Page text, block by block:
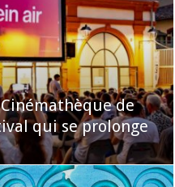
de
qui se prolonge